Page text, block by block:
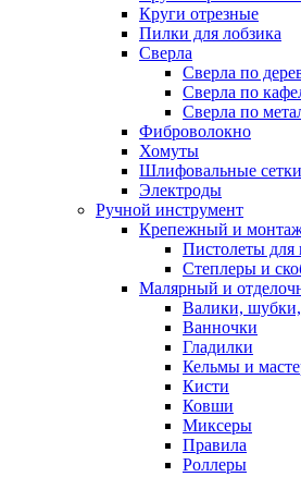
Круги отрезные
Пилки для лобзика
Сверла
Сверла по
Сверла по
Сверла по
Фиброволокно
Хомуты
Шлифовальные
Электроды
Ручной инструмент
Крепежный и
Пистолеты для
Степлеры и
Малярный и
Валики, шубки,
Ванночки
Гладилки
Кельмы и
Кисти
Ковши
Миксеры
Правила
Роллеры